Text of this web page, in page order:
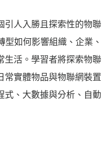
引人入勝且探索性的物聯
型如何影響組織、企業、
生活。學習者將探索物聯
常實體物品與物聯網裝置
式、大數據與分析、自動